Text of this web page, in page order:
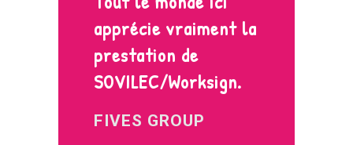
apprécie vraiment la
prestation de
SOVILEC/Worksign.
FIVES GROUP